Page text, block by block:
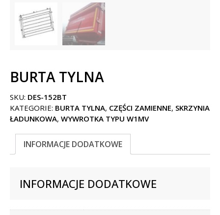
BURTA TYLNA
SKU: DES-152BT
KATEGORIE: BURTA TYLNA, CZĘŚCI ZAMIENNE, SKRZYNIA
ŁADUNKOWA, WYWROTKA TYPU W1MV
INFORMACJE DODATKOWE
INFORMACJE DODATKOWE